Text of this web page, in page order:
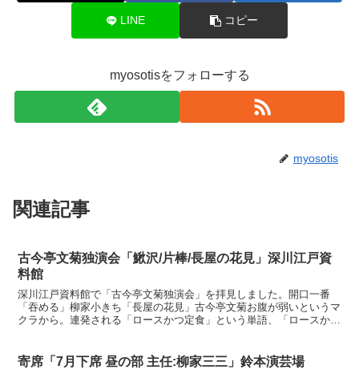
LINE コピー
myosotisをフォローする
myosotis
関連記事
古今亭文菊独演会「鰍沢/片棒/長屋の花見」深川江戸資
料館
深川江戸資料館で「古今亭文菊独演会」を拝見しました。開口一番
「吞める」柳家小きち「長屋の花見」古今亭文菊お腹が弱いというマ
クラから。連発される「ロースかつ定食」という単語、「ロースかつ
寄席「7月下席 昼の部 主任:柳家三三」鈴本演芸場